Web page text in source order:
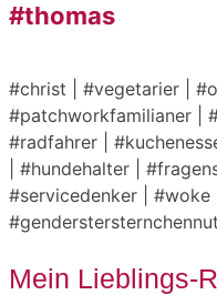
#thomas
#christ | #vegetarier |
#patchworkfamilianer |
#radfahrer |
| #hundehalter |
#servicedenker | #woke
Mein Lieblings-